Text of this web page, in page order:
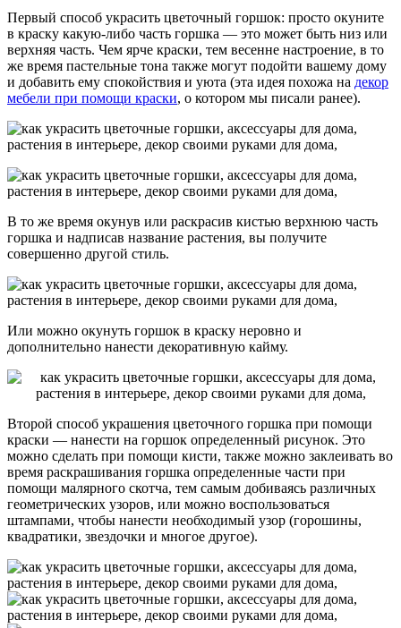
Первый способ украсить цветочный горшок: просто окуните
в краску какую-либо часть горшка — это может быть низ или
верхняя часть. Чем ярче краски, тем весенне настроение, в то
же время пастельные тона также могут подойти вашему дому
и добавить ему спокойствия и уюта (эта идея похожа на декор
мебели при помощи краски, о котором мы писали ранее).
В то же время окунув или раскрасив кистью верхнюю часть
горшка и надписав название растения, вы получите
совершенно другой стиль.
Или можно окунуть горшок в краску неровно и
дополнительно нанести декоративную кайму.
Второй способ украшения цветочного горшка при помощи
краски — нанести на горшок определенный рисунок. Это
можно сделать при помощи кисти, также можно заклеивать во
время раскрашивания горшка определенные части при
помощи малярного скотча, тем самым добиваясь различных
геометрических узоров, или можно воспользоваться
штампами, чтобы нанести необходимый узор (горошины,
квадратики, звездочки и многое другое).